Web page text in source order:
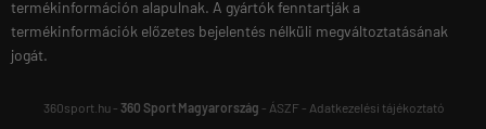
termékinformáción alapulnak. A gyártók fenntartják a
termékinformációk előzetes bejelentés nélküli megváltoztatásának
jogát.
360sport.hu - 360 Sport Magyarország - ÁSZF- Adatkezelési tájékoztató